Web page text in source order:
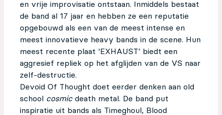
en vrije improvisatie ontstaan. Inmiddels bestaat
de band al 17 jaar en hebben ze een reputatie
opgebouwd als een van de meest intense en
meest innovatieve heavy bands in de scene. Hun
meest recente plaat ‘EXHAUST’ biedt een
aggresief repliek op het afglijden van de VS naar
zelf-destructie.
Devoid Of Thought doet eerder denken aan old
school cosmic death metal. De band put
inspiratie uit bands als Timeghoul, Blood